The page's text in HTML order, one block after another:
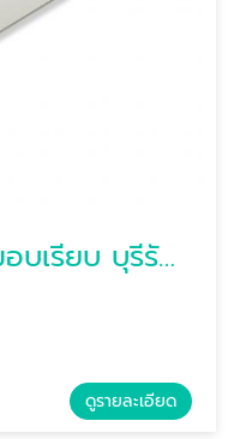
ผนังสมาร์ทบอร์ด ขอบเรียบ บุรีรัมย์
ดูรายละเอียด